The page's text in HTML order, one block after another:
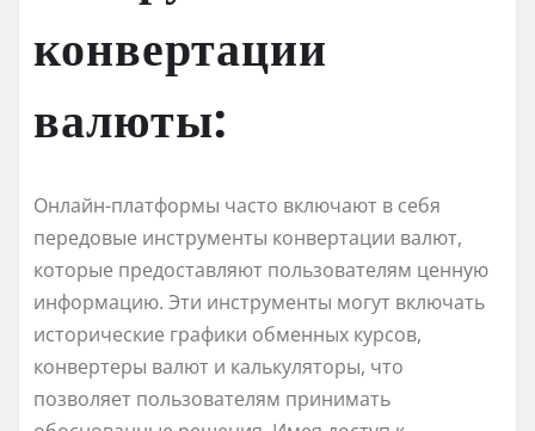
конвертации
валюты:
Онлайн-платформы часто включают в себя
передовые инструменты конвертации валют,
которые предоставляют пользователям ценную
информацию. Эти инструменты могут включать
исторические графики обменных курсов,
конвертеры валют и калькуляторы, что
позволяет пользователям принимать